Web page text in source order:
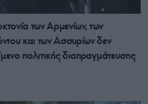
των Αρμενίων, των
και των Ασσυρίων δεν
πολιτικής διαπραγμάτευσης